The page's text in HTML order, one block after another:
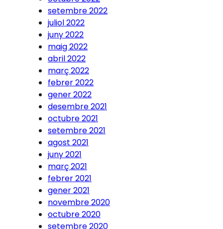
setembre 2022
juliol 2022
juny 2022
maig 2022
abril 2022
març 2022
febrer 2022
gener 2022
desembre 2021
octubre 2021
setembre 2021
agost 2021
juny 2021
març 2021
febrer 2021
gener 2021
novembre 2020
octubre 2020
setembre 2020